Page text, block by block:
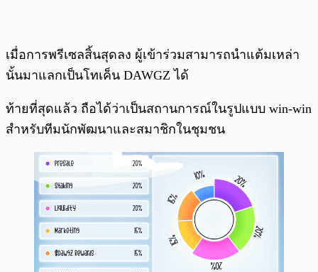
เมื่อการพรีเซลสิ้นสุดลง ผู้เข้าร่วมสามารถนำแต้มเหล่า
นั้นมาแลกเป็นโทเค็น DAWGZ ได้
ท้ายที่สุดแล้ว ถือได้ว่าเป็นสถานการณ์ในรูปแบบ win-win
สำหรับทีมนักพัฒนาและสมาชิกในชุมชน